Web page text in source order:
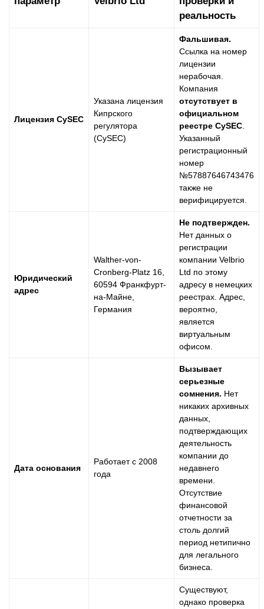
реальность
Лицензия CySEC
Указана лицензия
Кипрского
регулятора
(CySEC)
Фальшивая.
Ссылка на номер
лицензии
нерабочая.
Компания
отсутствует в
официальном
реестре CySEC.
Указанный
регистрационный
номер
№57887646743476
также не
верифицируется.
Юридический
адрес
Walther-von-
Cronberg-Platz 16,
60594 Франкфурт-
на-Майне,
Германия
Не подтвержден.
Нет данных о
регистрации
компании Velbrio
Ltd по этому
адресу в немецких
реестрах. Адрес,
вероятно,
является
виртуальным
офисом.
Дата основания
Работает с 2008
года
Вызывает
серьезные
сомнения. Нет
никаких архивных
данных,
подтверждающих
деятельность
компании до
недавнего
времени.
Отсутствие
финансовой
отчетности за
столь долгий
период нетипично
для легального
бизнеса.
Существуют,
однако проверка